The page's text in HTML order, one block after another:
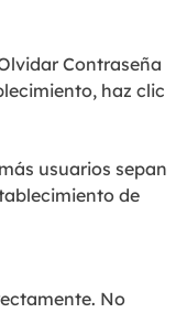
Contraseña
haz clic
usuarios sepan
de
No